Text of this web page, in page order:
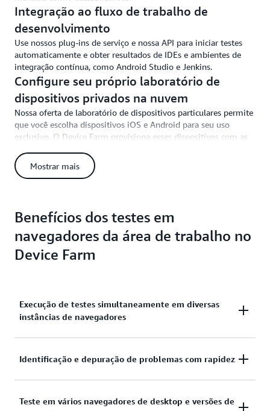
Integração ao fluxo de trabalho de
desenvolvimento
Use nossos plug-ins de serviço e nossa API para iniciar testes
automaticamente e obter resultados de IDEs e ambientes de
integração contínua, como Android Studio e Jenkins.
Configure seu próprio laboratório de
dispositivos privados na nuvem
Nossa oferta de laboratório de dispositivos particulares permite
que você escolha dispositivos iOS e Android para seu uso
exclusivo. O Device Farm provisiona esses dispositivos com as
mantenha as configurações entre as sessões. Como esses
dispositivos são exclusivamente para o seu uso, não é
Mostrar mais
Benefícios dos testes em
navegadores da área de trabalho no
Device Farm
Execução de testes simultaneamente em diversas
instâncias de navegadores
A grade de navegadores totalmente gerenciada no
paralelo para acelerar a execução do conjunto de
Identificação e depuração de problemas com rapidez
Use vídeos, logs do console, logs de ações e logs do
Teste em vários navegadores de desktop e versões de